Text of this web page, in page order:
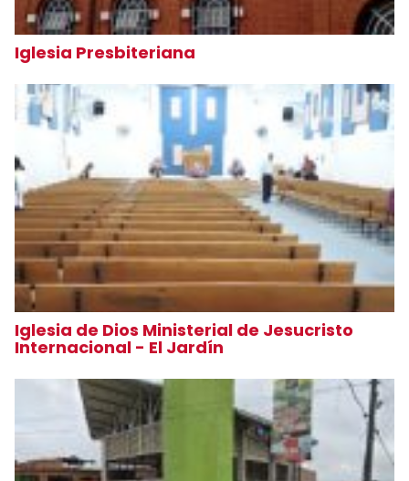
Iglesia Presbiteriana
Iglesia de Dios Ministerial de Jesucristo
Internacional - El Jardín